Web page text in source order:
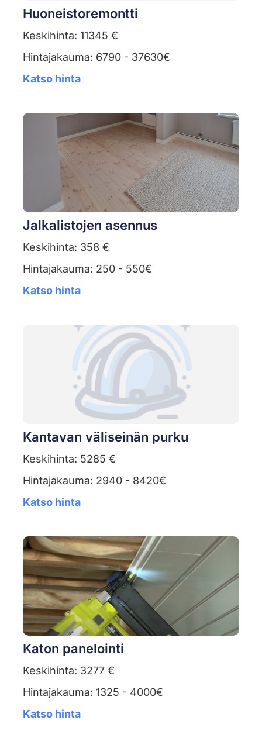
Huoneistoremontti
Keskihinta: 11345 €
Hintajakauma: 6790 - 37630€
Katso hinta
Jalkalistojen asennus
Keskihinta: 358 €
Hintajakauma: 250 - 550€
Katso hinta
Kantavan väliseinän purku
Keskihinta: 5285 €
Hintajakauma: 2940 - 8420€
Katso hinta
Katon panelointi
Keskihinta: 3277 €
Hintajakauma: 1325 - 4000€
Katso hinta